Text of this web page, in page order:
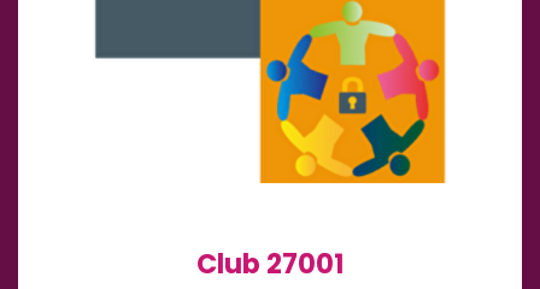
Club 27001